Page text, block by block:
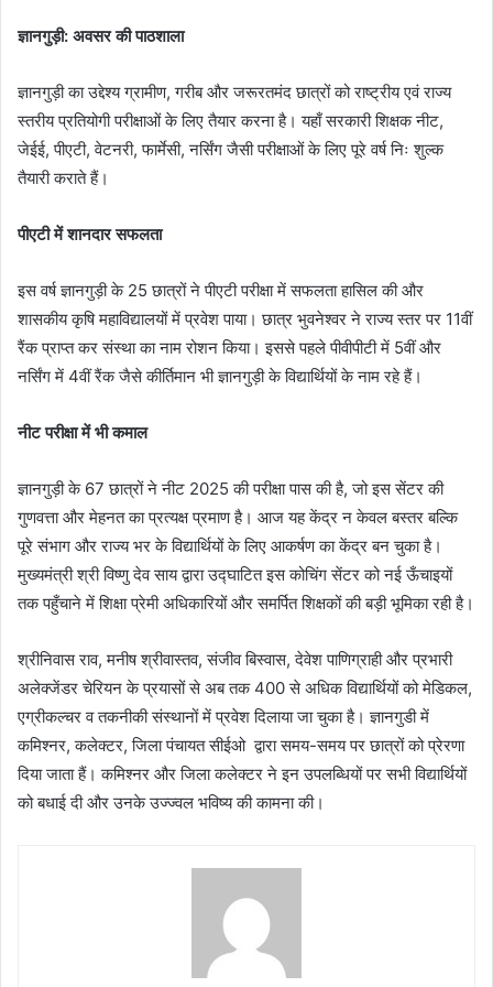
ज्ञानगुड़ी: अवसर की पाठशाला
ज्ञानगुड़ी का उद्देश्य ग्रामीण, गरीब और जरूरतमंद छात्रों को राष्ट्रीय एवं राज्य
स्तरीय प्रतियोगी परीक्षाओं के लिए तैयार करना है। यहाँ सरकारी शिक्षक नीट,
जेईई, पीएटी, वेटनरी, फार्मेसी, नर्सिंग जैसी परीक्षाओं के लिए पूरे वर्ष निः शुल्क
तैयारी कराते हैं।
पीएटी में शानदार सफलता
इस वर्ष ज्ञानगुड़ी के 25 छात्रों ने पीएटी परीक्षा में सफलता हासिल की और
शासकीय कृषि महाविद्यालयों में प्रवेश पाया। छात्र भुवनेश्वर ने राज्य स्तर पर 11वीं
रैंक प्राप्त कर संस्था का नाम रोशन किया। इससे पहले पीवीपीटी में 5वीं और
नर्सिंग में 4वीं रैंक जैसे कीर्तिमान भी ज्ञानगुड़ी के विद्यार्थियों के नाम रहे हैं।
नीट परीक्षा में भी कमाल
ज्ञानगुड़ी के 67 छात्रों ने नीट 2025 की परीक्षा पास की है, जो इस सेंटर की
गुणवत्ता और मेहनत का प्रत्यक्ष प्रमाण है। आज यह केंद्र न केवल बस्तर बल्कि
पूरे संभाग और राज्य भर के विद्यार्थियों के लिए आकर्षण का केंद्र बन चुका है।
मुख्यमंत्री श्री विष्णु देव साय द्वारा उद्घाटित इस कोचिंग सेंटर को नई ऊँचाइयों
तक पहुँचाने में शिक्षा प्रेमी अधिकारियों और समर्पित शिक्षकों की बड़ी भूमिका रही है।
श्रीनिवास राव, मनीष श्रीवास्तव, संजीव बिस्वास, देवेश पाणिग्राही और प्रभारी
अलेक्जेंडर चेरियन के प्रयासों से अब तक 400 से अधिक विद्यार्थियों को मेडिकल,
एग्रीकल्चर व तकनीकी संस्थानों में प्रवेश दिलाया जा चुका है। ज्ञानगुडी में
कमिश्नर, कलेक्टर, जिला पंचायत सीईओ द्वारा समय-समय पर छात्रों को प्रेरणा
दिया जाता हैं। कमिश्नर और जिला कलेक्टर ने इन उपलब्धियों पर सभी विद्यार्थियों
को बधाई दी और उनके उज्ज्वल भविष्य की कामना की।